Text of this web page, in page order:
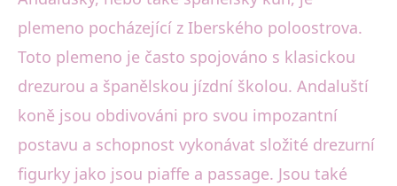
plemeno pocházející z Iberského poloostrova.
Toto plemeno je často spojováno s klasickou
drezurou a španělskou jízdní školou. Andaluští
koně jsou obdivováni pro svou impozantní
postavu a schopnost vykonávat složité drezurní
figurky jako jsou piaffe a passage. Jsou také